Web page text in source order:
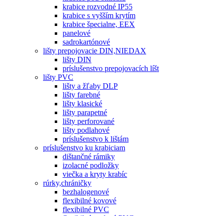
krabice rozvodné IP55
krabice s vyšším krytím
krabice špecialne, EEX
panelové
sadrokartónové
lišty prepojovacie DIN,NIEDAX
lišty DIN
príslušenstvo prepojovacích líšt
lišty PVC
lišty a žľaby DLP
lišty farebné
lišty klasické
lišty parapetné
lišty perforované
lišty podlahové
príslušenstvo k lištám
príslušenstvo ku krabiciam
dištančné rámiky
izolacné podložky
viečka a kryty krabíc
rúrky,chráničky
bezhalogenové
flexibilné kovové
flexibilné PVC